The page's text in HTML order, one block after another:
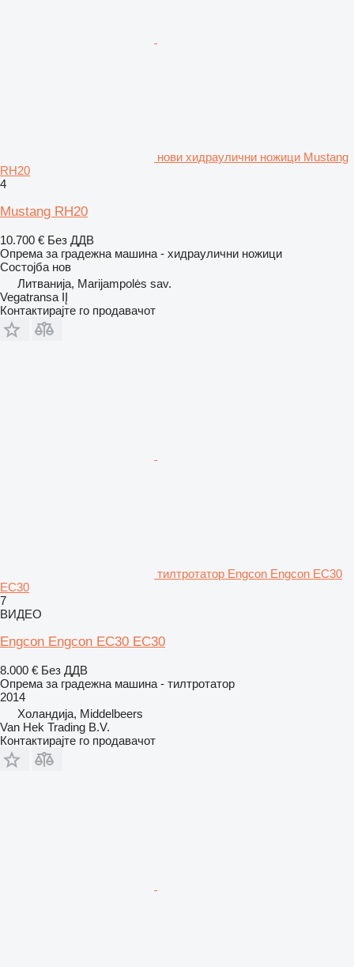
нови хидраулични ножици Mustang
RH20
4
Mustang RH20
10.700 € Без ДДВ
Опрема за градежна машина - хидраулични ножици
Состојба нов
Литванија, Marijampolės sav.
Vegatransa IĮ
Контактирајте го продавачот
тилтротатор Engcon Engcon EC30
EC30
7
ВИДЕО
Engcon Engcon EC30 EC30
8.000 € Без ДДВ
Опрема за градежна машина - тилтротатор
2014
Холандија, Middelbeers
Van Hek Trading B.V.
Контактирајте го продавачот